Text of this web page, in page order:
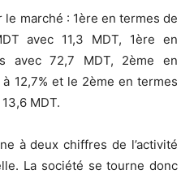
marché : 1ère en termes de
avec 11,3 MDT, 1ère en
avec 72,7 MDT, 2ème en
12,7% et le 2ème en termes
MDT.
à deux chiffres de l’activité
La société se tourne donc